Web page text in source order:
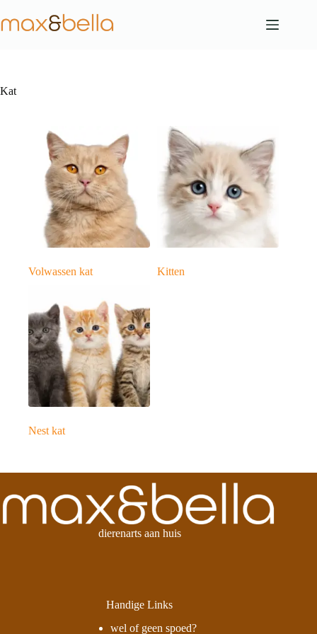
naar
de
Kat
Volwassen kat Kitten
Nest kat
dierenarts aan huis
Handige Links
wel of geen spoed?